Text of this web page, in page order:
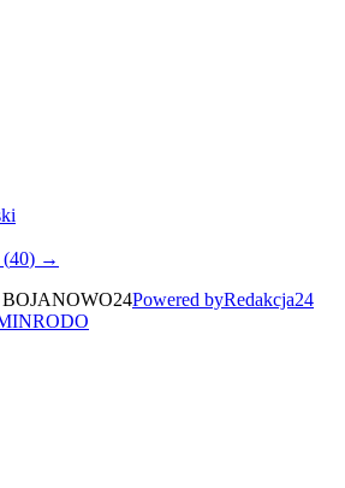
(40) →
BOJANOWO24Powered byRedakcja24
RODO